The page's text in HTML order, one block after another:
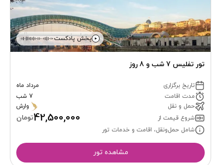
تور تفلیس 7 شب و 8 روز
پخش پادکست
تاریخ برگزاری
مرداد ماه
مدت اقامت
7 شب
حمل و نقل
وارش
شروع قیمت از
42,500,000تومان
شامل حمل‌ونقل، اقامت و خدمات تور
مشاهده تور